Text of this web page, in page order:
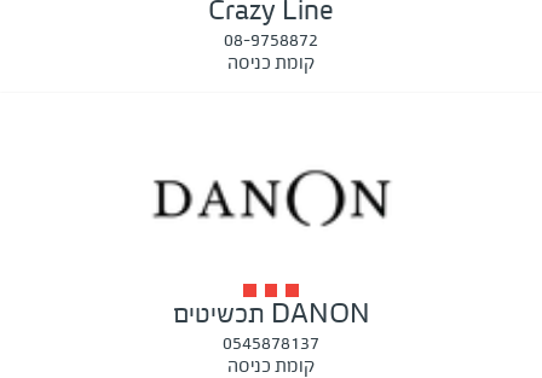
Crazy Line
08-9758872
קומת כניסה
DANON תכשיטים
0545878137
קומת כניסה